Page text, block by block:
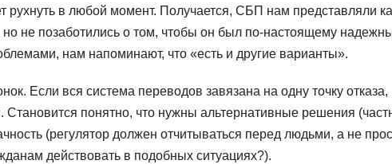
рухнуть в любой момент. Получается, СБП нам представляли
не позаботились о том, чтобы он был по-настоящему
нам напоминают, что «есть и другие варианты».
Если вся система переводов завязана на одну точку отказа,
Становится понятно, что нужны альтернативные решения
(регулятор должен отчитываться перед людьми, а не
действовать в подобных ситуациях?).